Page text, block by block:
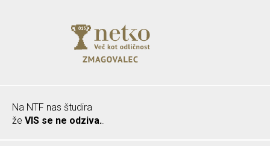
Na NTF nas študira
že VIS se ne odziva.